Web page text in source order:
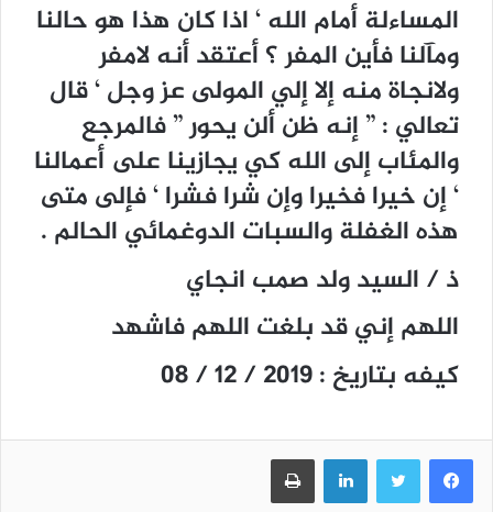
المساءلة أمام الله ‘ اذا كان هذا هو حالنا
ومآلنا فأين المفر ؟ أعتقد أنه لامفر
ولانجاة منه إلا إلي المولى عز وجل ‘ قال
تعالي : ” إنه ظن ألن يحور ” فالمرجع
والمئاب إلى الله كي يجازينا على أعمالنا
‘ إن خيرا فخيرا وإن شرا فشرا ‘ فإلى متى
هذه الغفلة والسبات الدوغمائي الحالم .
ذ / السيد ولد صمب انجاي
اللهم إني قد بلغت اللهم فاشهد
كيفه بتاريخ : 2019 / 12 / 08
فيسبوك تويتر لينكدإن طباعة